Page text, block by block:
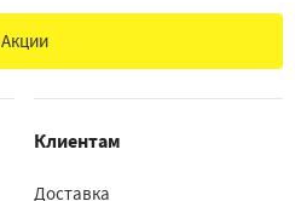
Акции
Клиентам
Доставка